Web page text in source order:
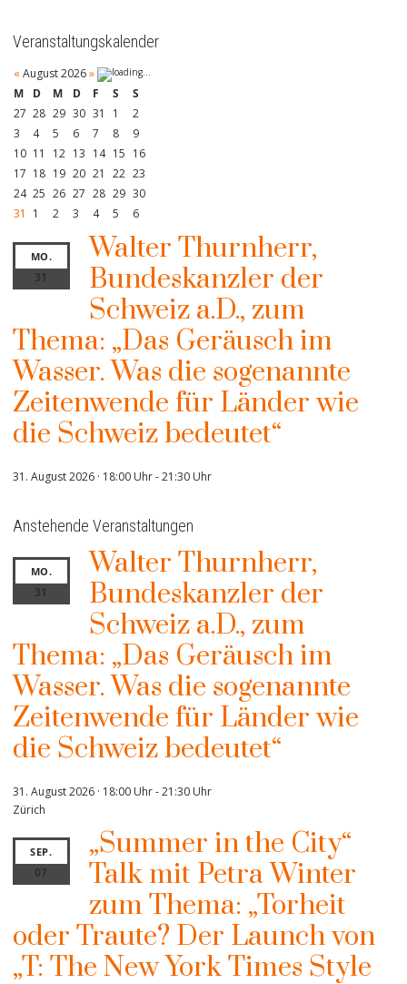
Veranstaltungskalender
« August 2026»
M
D M D F S
S
27 28 29 30 31 1
2
3
4 5 6 7 8
9
10 11 12 13 14 15 16
17 18 19 20 21 22 23
24 25 26 27 28 29 30
31
1 2 3 4 5 6
MO.
31
Walter Thurnherr,
Bundeskanzler der
Schweiz a.D., zum
Thema: „Das Geräusch im
Wasser. Was die sogenannte
Zeitenwende für Länder wie
die Schweiz bedeutet“
31. August 2026 · 18:00 Uhr-21:30 Uhr
Anstehende Veranstaltungen
MO.
31
Walter Thurnherr,
Bundeskanzler der
Schweiz a.D., zum
Thema: „Das Geräusch im
Wasser. Was die sogenannte
Zeitenwende für Länder wie
die Schweiz bedeutet“
31. August 2026 · 18:00 Uhr-21:30 Uhr
Zürich
SEP.
07
„Summer in the City“
Talk mit Petra Winter
zum Thema: „Torheit
oder Traute? Der Launch von
„T: The New York Times Style